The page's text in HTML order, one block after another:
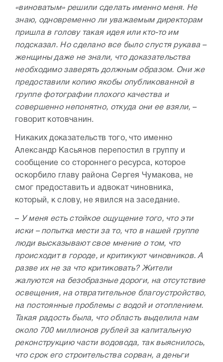
«виноватым» решили сделать именно меня. Не
знаю, одновременно ли уважаемым директорам
пришла в голову такая идея или кто-то им
подсказал. Но сделано все было спустя рукава –
женщины даже не знали, что доказательства
необходимо заверять должным образом. Они же
предоставили копию якобы опубликованной в
группе фотографии плохого качества и
совершенно непонятно, откуда они ее взяли, –
говорит котовчанин.
Никаких доказательств того, что именно
Александр Касьянов перепостил в группу и
сообщение со стороннего ресурса, которое
оскорбило главу района Сергея Чумакова, не
смог предоставить и адвокат чиновника,
который, к слову, не явился на заседание.
– У меня есть стойкое ощущение того, что эти
иски – попытка мести за то, что в нашей группе
люди высказывают свое мнение о том, что
происходит в городе, и критикуют чиновников. А
разве их не за что критиковать? Жители
жалуются на безобразные дороги, на отсутствие
освещения, на отвратительное благоустройство,
на постоянные проблемы с водой и отоплением.
Такая радость была, что область выделила нам
около 700 миллионов рублей за капитальную
реконструкцию части водовода, так выяснилось,
что срок его строительства сорван, а деньги